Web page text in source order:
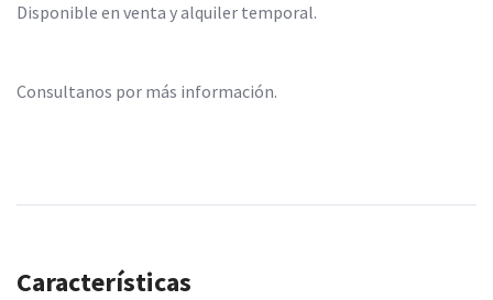
Disponible en venta y alquiler temporal.
Consultanos por más información.
Características